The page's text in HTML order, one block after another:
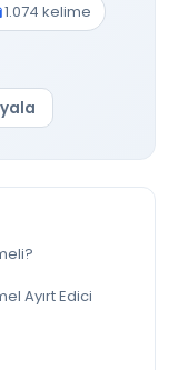
1.074 kelime
Ayırt Edici